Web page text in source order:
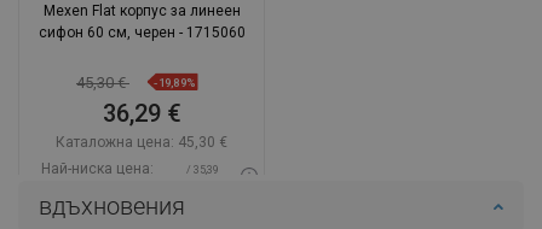
Mexen Flat корпус за линеен
сифон 60 см, черен - 1715060
45,30 € -19,89%
36,29 €
Каталожна цена: 45,30 €
Най-ниска цена:
/ 35,39
Наличност:В наличност
вдъхновения